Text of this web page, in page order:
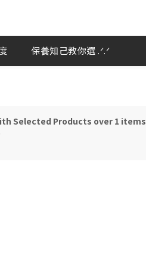
保養知己教你選 .ᐟ.ᐟ
Selected Products over 1 items